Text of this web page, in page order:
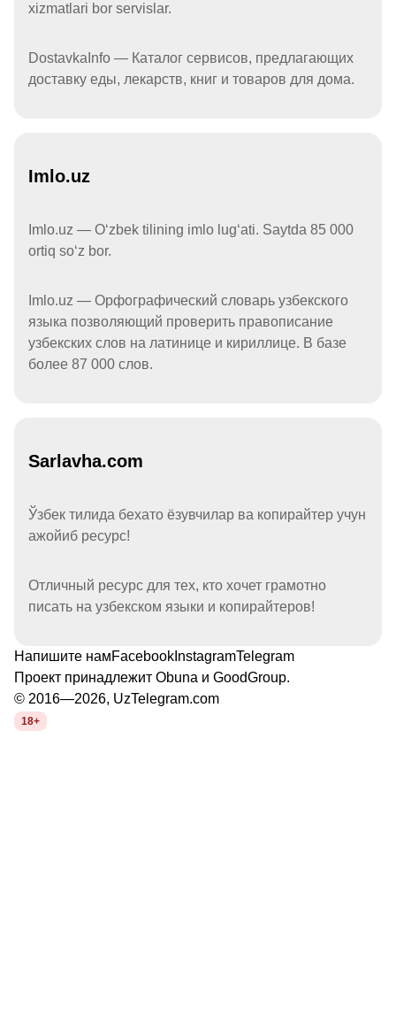
xizmatlari bor servislar.
DostavkaInfo — Каталог сервисов, предлагающих
доставку еды, лекарств, книг и товаров для дома.
Imlo.uz
Imlo.uz — Oʻzbek tilining imlo lugʻati. Saytda 85 000
ortiq soʻz bor.
Imlo.uz — Орфографический словарь узбекского
языка позволяющий проверить правописание
узбекских слов на латинице и кириллице. В базе
более 87 000 слов.
Sarlavha.com
Ўзбек тилида бехато ёзувчилар ва копирайтер учун
ажойиб ресурс!
Отличный ресурс для тех, кто хочет грамотно
писать на узбекском языки и копирайтеров!
Напишите намFacebook InstagramTelegram
Проект принадлежит Obuna и GoodGroup.
© 2016—2026, UzTelegram.com
18+